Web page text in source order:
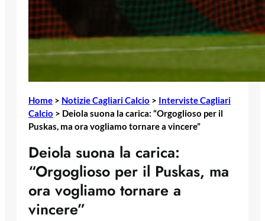
Home > Notizie Cagliari Calcio > Interviste Cagliari
Calcio > Deiola suona la carica: “Orgoglioso per il
Puskas, ma ora vogliamo tornare a vincere”
Deiola suona la carica:
“Orgoglioso per il Puskas, ma
ora vogliamo tornare a
vincere”